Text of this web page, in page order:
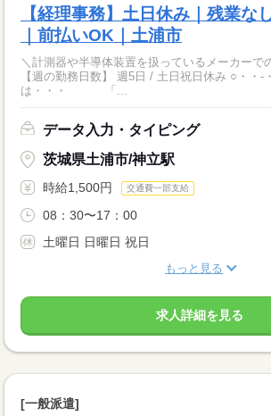
【経理事務】土日休み｜残業な
｜前払いOK｜土浦市
＼計測器や半導体装置を扱っているメーカーで
【週の勤務日数】 週5日 / 土日祝日休み ○・・-・・○ 主な業務
は・・・ 「...
データ入力・タイピング
茨城県土浦市/神立駅
時給1,500円 交通費一部支給
08：30〜17：00
土曜日 日曜日 祝日
もっと見る
求人詳細を見る
[一般派遣]